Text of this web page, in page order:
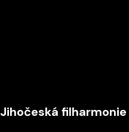
Jihočeská filharmonie